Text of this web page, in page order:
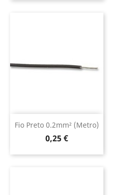
Fio Preto 0.2mm² (metro)
Preço
0,25 €